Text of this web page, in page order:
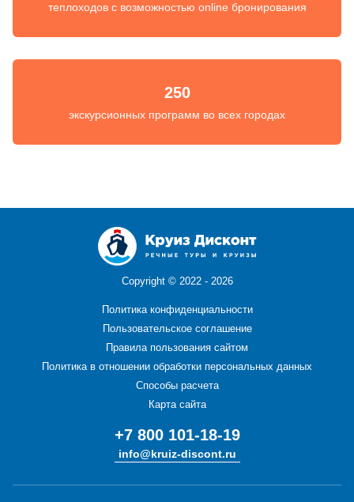
теплоходов с возможностью online бронирования
250
экскурсионных программ во всех городах
Copyright © 2022 - 2026
Политика конфиденциальности
Пользовательское соглашение
Правила пользования сайтом
Политика в отношении обработки персональных данных
Способы расчета
Карта сайта
+7 800 101-18-19
info@kruiz-discont.ru